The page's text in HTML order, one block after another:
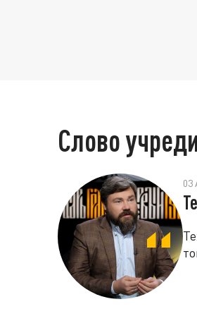
Слово
03